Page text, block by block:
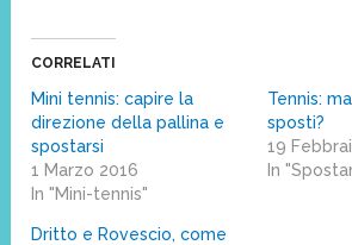
CORRELATI
Mini tennis: capire la
direzione della pallina e
spostarsi
1 Marzo 2016
In "Mini-tennis"
Tennis:
sposti?
19
In
Dritto e Rovescio, come